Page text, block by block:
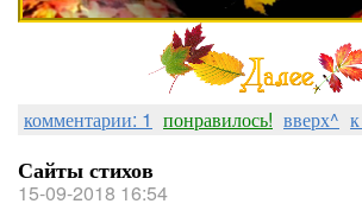
комментарии: 1 понравилось! вверх^
Сайты стихов
15-09-2018 16:54